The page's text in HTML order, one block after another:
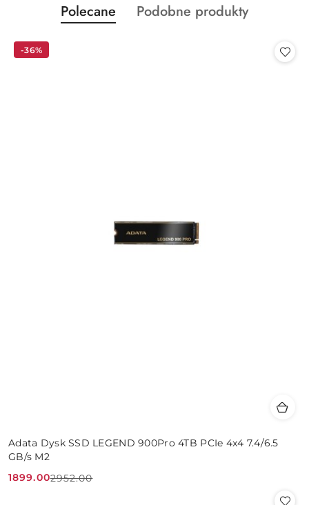
Pomiń karuzelę produktów
Produkty
o
Polecane
Produkty
Podobne produkty
Adata Dysk SSD LEGEND 900Pro 4TB PCIe 4x4 7.4/6.5
GB/s M2
Cena
1899.00
Cena
2952.00
-36%